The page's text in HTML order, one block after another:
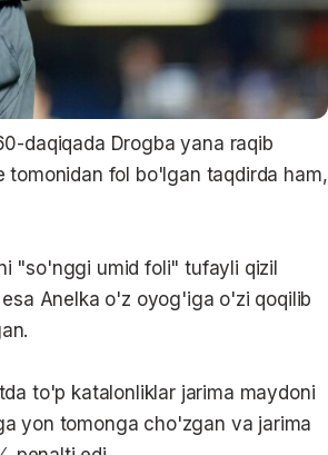
daqiqada Drogba yana raqib
tomonidan fol bo'lgan taqdirda ham,
"so'nggi umid foli" tufayli qizil
Anelka o'z oyog'iga o'zi qoqilib
to'p katalonliklar jarima maydoni
yon tomonga cho'zgan va jarima